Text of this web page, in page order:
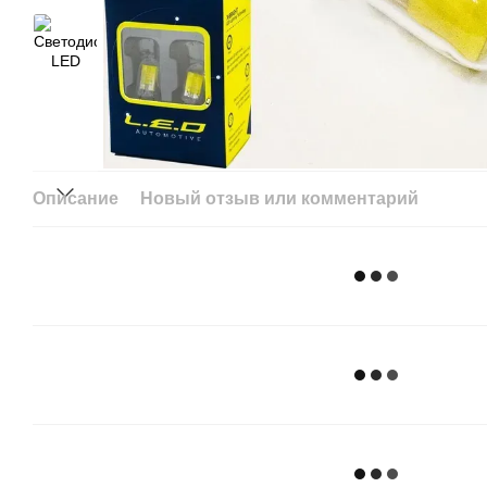
Описание Новый отзыв или комментарий